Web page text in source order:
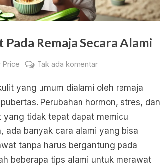
Remaja Secara Alami
Price Tak ada komentarpada
Jerawat
Pada
Remaja
Alami
yang umum dialami oleh remaja
Perubahan hormon, stres, dan
yang tidak tepat dapat memicu
ada banyak cara alami yang bisa
tanpa harus bergantung pada
beberapa tips alami untuk merawat